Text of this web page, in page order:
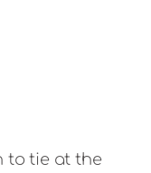
to tie at the